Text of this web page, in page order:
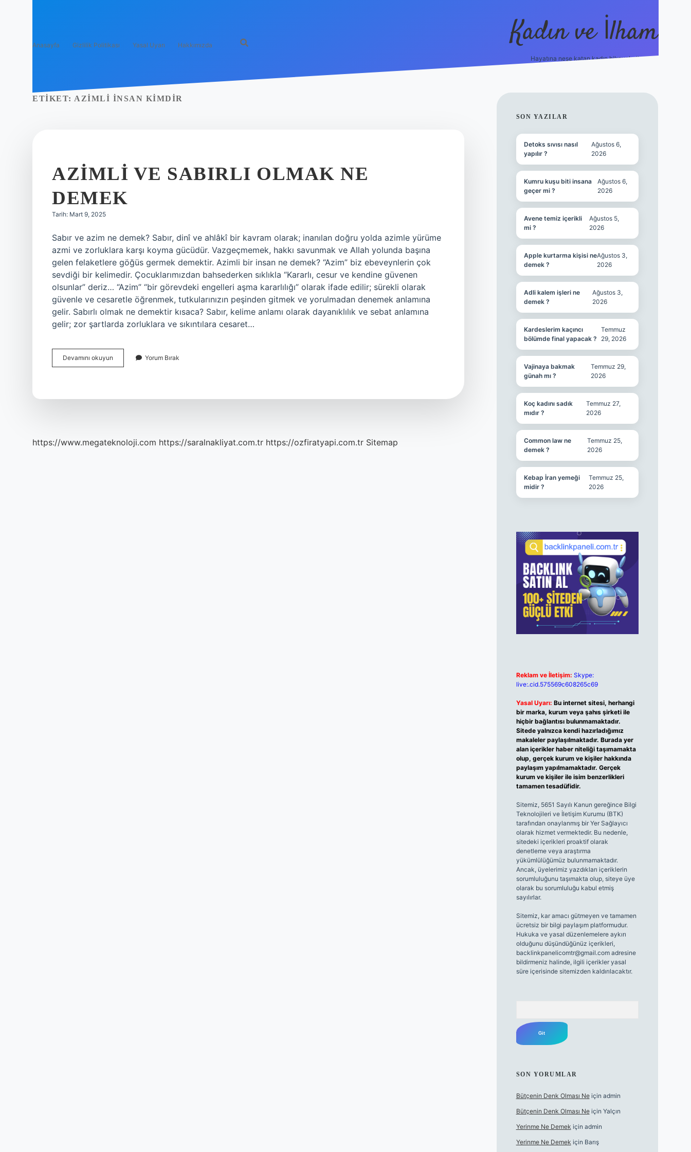
Anasayfa Gizlilik Politikası Yasal Uyarı Hakkımızda Kadın ve İlham
Hayatına neşe katan kadın hikayeleri!
ETIKET: AZIMLI INSAN KIMDIR
AZIMLI VE SABIRLI OLMAK NE
DEMEK
Tarih: Mart 9, 2025
Sabır ve azim ne demek? Sabır, dinî ve ahlâkî bir kavram olarak; inanılan doğru yolda azimle yürüme
azmi ve zorluklara karşı koyma gücüdür. Vazgeçmemek, hakkı savunmak ve Allah yolunda başına
gelen felaketlere göğüs germek demektir. Azimli bir insan ne demek? “Azim” biz ebeveynlerin çok
sevdiği bir kelimedir. Çocuklarımızdan bahsederken sıklıkla “Kararlı, cesur ve kendine güvenen
olsunlar” deriz… “Azim” “bir görevdeki engelleri aşma kararlılığı” olarak ifade edilir; sürekli olarak
güvenle ve cesaretle öğrenmek, tutkularınızın peşinden gitmek ve yorulmadan denemek anlamına
gelir. Sabırlı olmak ne demektir kısaca? Sabır, kelime anlamı olarak dayanıklılık ve sebat anlamına
gelir; zor şartlarda zorluklara ve sıkıntılara cesaret…
Devamını okuyun
Ve
Yorum Bırak
https://www.megateknoloji.com https://saralnakliyat.com.tr https://ozfiratyapi.com.tr Sitemap
SIDEBAR
SON YAZILAR
Detoks sıvısı nasıl
yapılır ?
Ağustos 6,
2026
Kumru kuşu biti insana
geçer mi ?
Ağustos 6,
2026
Avene temiz içerikli
mi ?
Ağustos 5,
2026
Apple kurtarma kişisi ne
demek ?
Ağustos 3,
2026
Adli kalem işleri ne
demek ?
Ağustos 3,
2026
Kardeslerim kaçıncı
bölümde final yapacak ?
Temmuz
29, 2026
Vajinaya bakmak
günah mı ?
Temmuz 29,
2026
Koç kadını sadık
mıdır ?
Temmuz 27,
2026
Common law ne
demek ?
Temmuz 25,
2026
Kebap İran yemeği
midir ?
Temmuz 25,
2026
Reklam ve İletişim: Skype:
live:.cid.575569c608265c69
Yasal Uyarı: Bu internet sitesi, herhangi
bir marka, kurum veya şahıs şirketi ile
hiçbir bağlantısı bulunmamaktadır.
Sitede yalnızca kendi hazırladığımız
makaleler paylaşılmaktadır. Burada yer
alan içerikler haber niteliği taşımamakta
olup, gerçek kurum ve kişiler hakkında
paylaşım yapılmamaktadır. Gerçek
kurum ve kişiler ile isim benzerlikleri
tamamen tesadüfidir.
Sitemiz, 5651 Sayılı Kanun gereğince Bilgi
Teknolojileri ve İletişim Kurumu (BTK)
tarafından onaylanmış bir Yer Sağlayıcı
olarak hizmet vermektedir. Bu nedenle,
sitedeki içerikleri proaktif olarak
denetleme veya araştırma
yükümlülüğümüz bulunmamaktadır.
Ancak, üyelerimiz yazdıkları içeriklerin
sorumluluğunu taşımakta olup, siteye üye
olarak bu sorumluluğu kabul etmiş
sayılırlar.
Sitemiz, kar amacı gütmeyen ve tamamen
ücretsiz bir bilgi paylaşım platformudur.
Hukuka ve yasal düzenlemelere aykırı
olduğunu düşündüğünüz içerikleri,
backlinkpanelicomtr@gmail.comadresine
bildirmeniz halinde, ilgili içerikler yasal
süre içerisinde sitemizden kaldırılacaktır.
SON YORUMLAR
Bütçenin Denk Olması Neiçin admin
Bütçenin Denk Olması Neiçin Yalçın
Yerinme Ne Demek için admin
Yerinme Ne Demek için Barış
ilbet https://